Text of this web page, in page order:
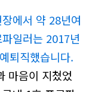
에서 약 28년여
일러는 2017년
퇴직했습니다.
마음이 지쳤었